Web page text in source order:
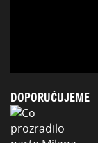
DOPORUČUJEME